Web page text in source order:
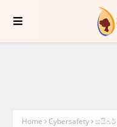
Home Cybersafety සයිබර්